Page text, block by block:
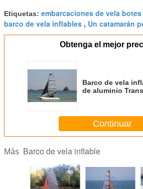
Etiquetas: embarcaciones de vela botes
barco de vela inflables , Un catamarán
Obtenga el mejor
Barco de vela
de aluminio
Continuar
Más Barco de vela inflable